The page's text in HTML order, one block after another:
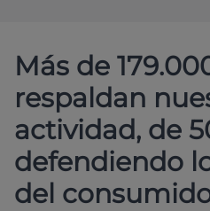
Más de
respaldan
actividad, de
defendiendo
del